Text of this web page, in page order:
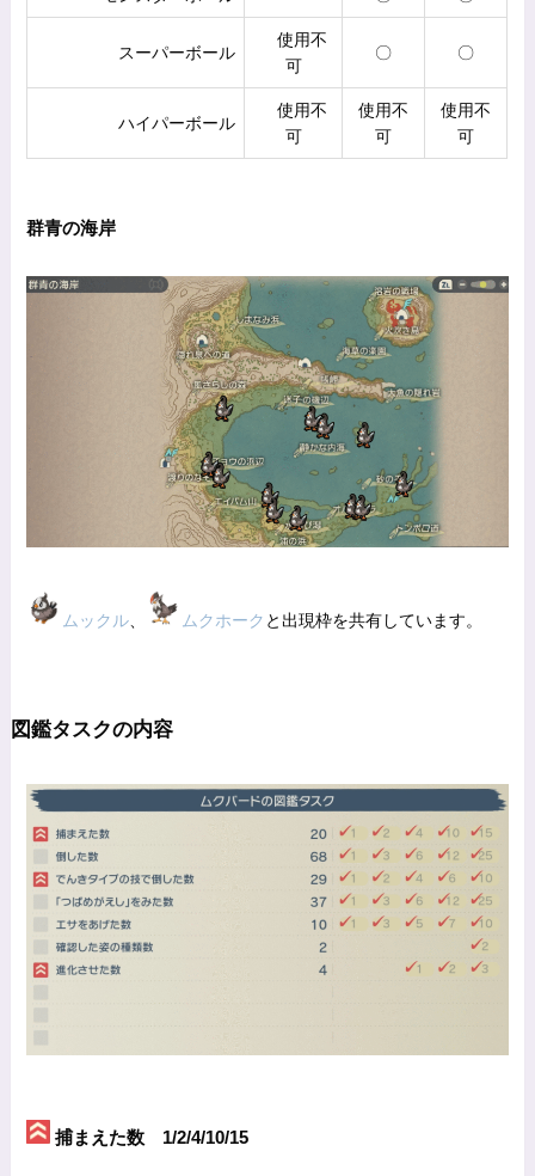
スーパーボール
使用不
可
〇 〇
ハイパーボール
使用不
可
使用不
可
使用不
可
群青の海岸
ムックル ムクホーク と出現枠を共有しています。
図鑑タスクの内容
捕まえた数 1/2/4/10/15